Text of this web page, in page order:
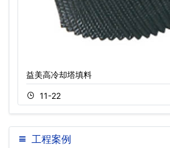
益美高冷却塔填料
11-22
工程案例